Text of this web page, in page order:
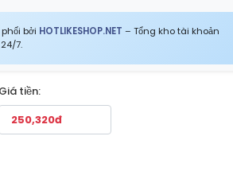
bởi HOTLIKESHOP.NET – Tổng kho tài khoản
7.
Giá tiền: